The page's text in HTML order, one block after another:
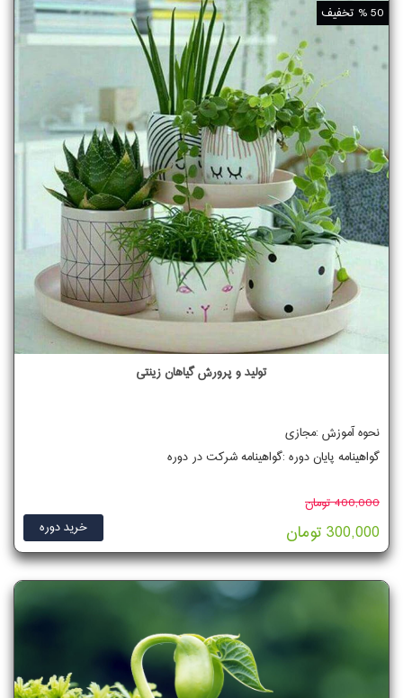
50 % تخفیف
تولید و پرورش گیاهان زینتی
نحوه آموزش :مجازی
گواهینامه پایان دوره :گواهینامه شرکت در دوره
400,000 تومان
خرید دوره
300,000 تومان